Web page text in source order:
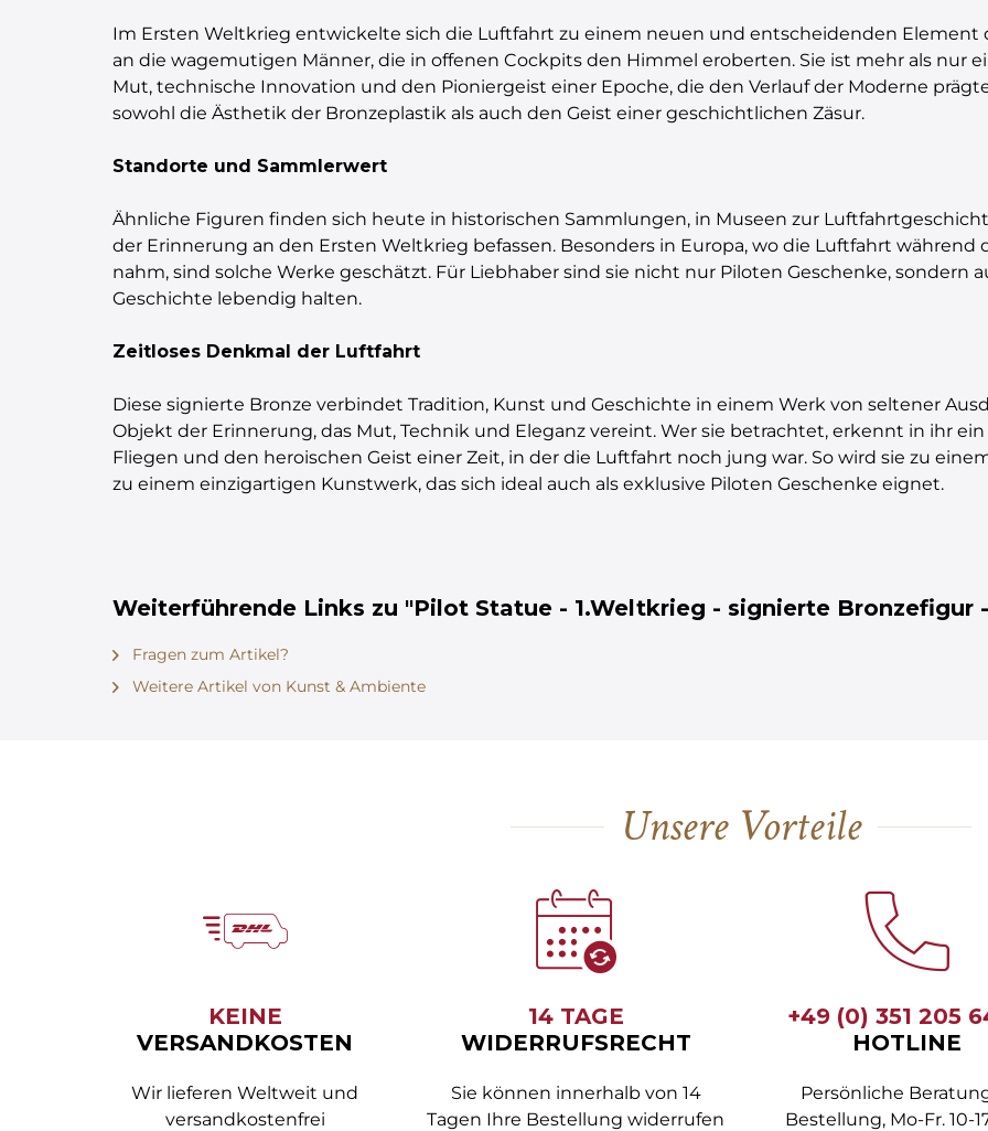
Im Ersten Weltkrieg entwickelte sich die Luftfahrt zu einem neuen und entscheidenden Element
an die wagemutigen Männer, die in offenen Cockpits den Himmel eroberten. Sie ist mehr als nur
Mut, technische Innovation und den Pioniergeist einer Epoche, die den Verlauf der Moderne
sowohl die Ästhetik der Bronzeplastik als auch den Geist einer geschichtlichen Zäsur.
Standorte und Sammlerwert
Ähnliche Figuren finden sich heute in historischen Sammlungen, in Museen zur
der Erinnerung an den Ersten Weltkrieg befassen. Besonders in Europa, wo die Luftfahrt während
nahm, sind solche Werke geschätzt. Für Liebhaber sind sie nicht nur Piloten Geschenke, sondern
Geschichte lebendig halten.
Zeitloses Denkmal der Luftfahrt
Diese signierte Bronze verbindet Tradition, Kunst und Geschichte in einem Werk von seltener
Objekt der Erinnerung, das Mut, Technik und Eleganz vereint. Wer sie betrachtet, erkennt in ihr
Fliegen und den heroischen Geist einer Zeit, in der die Luftfahrt noch jung war. So wird sie zu
zu einem einzigartigen Kunstwerk, das sich ideal auch als exklusive Piloten Geschenke eignet.
Weiterführende Links zu "Pilot Statue - 1.Weltkrieg - signierte Bronzefigur
Fragen zum Artikel?
Weitere Artikel von Kunst & Ambiente
Unsere Vorteile
KEINE
VERSANDKOSTEN
Wir lieferen Weltweit und
versandkostenfrei
14 TAGE
WIDERRUFSRECHT
Sie können innerhalb von 14
Tagen Ihre Bestellung widerrufen
+49 (0) 351 205
HOTLINE
Persönliche
Bestellung, Mo-Fr. 10-